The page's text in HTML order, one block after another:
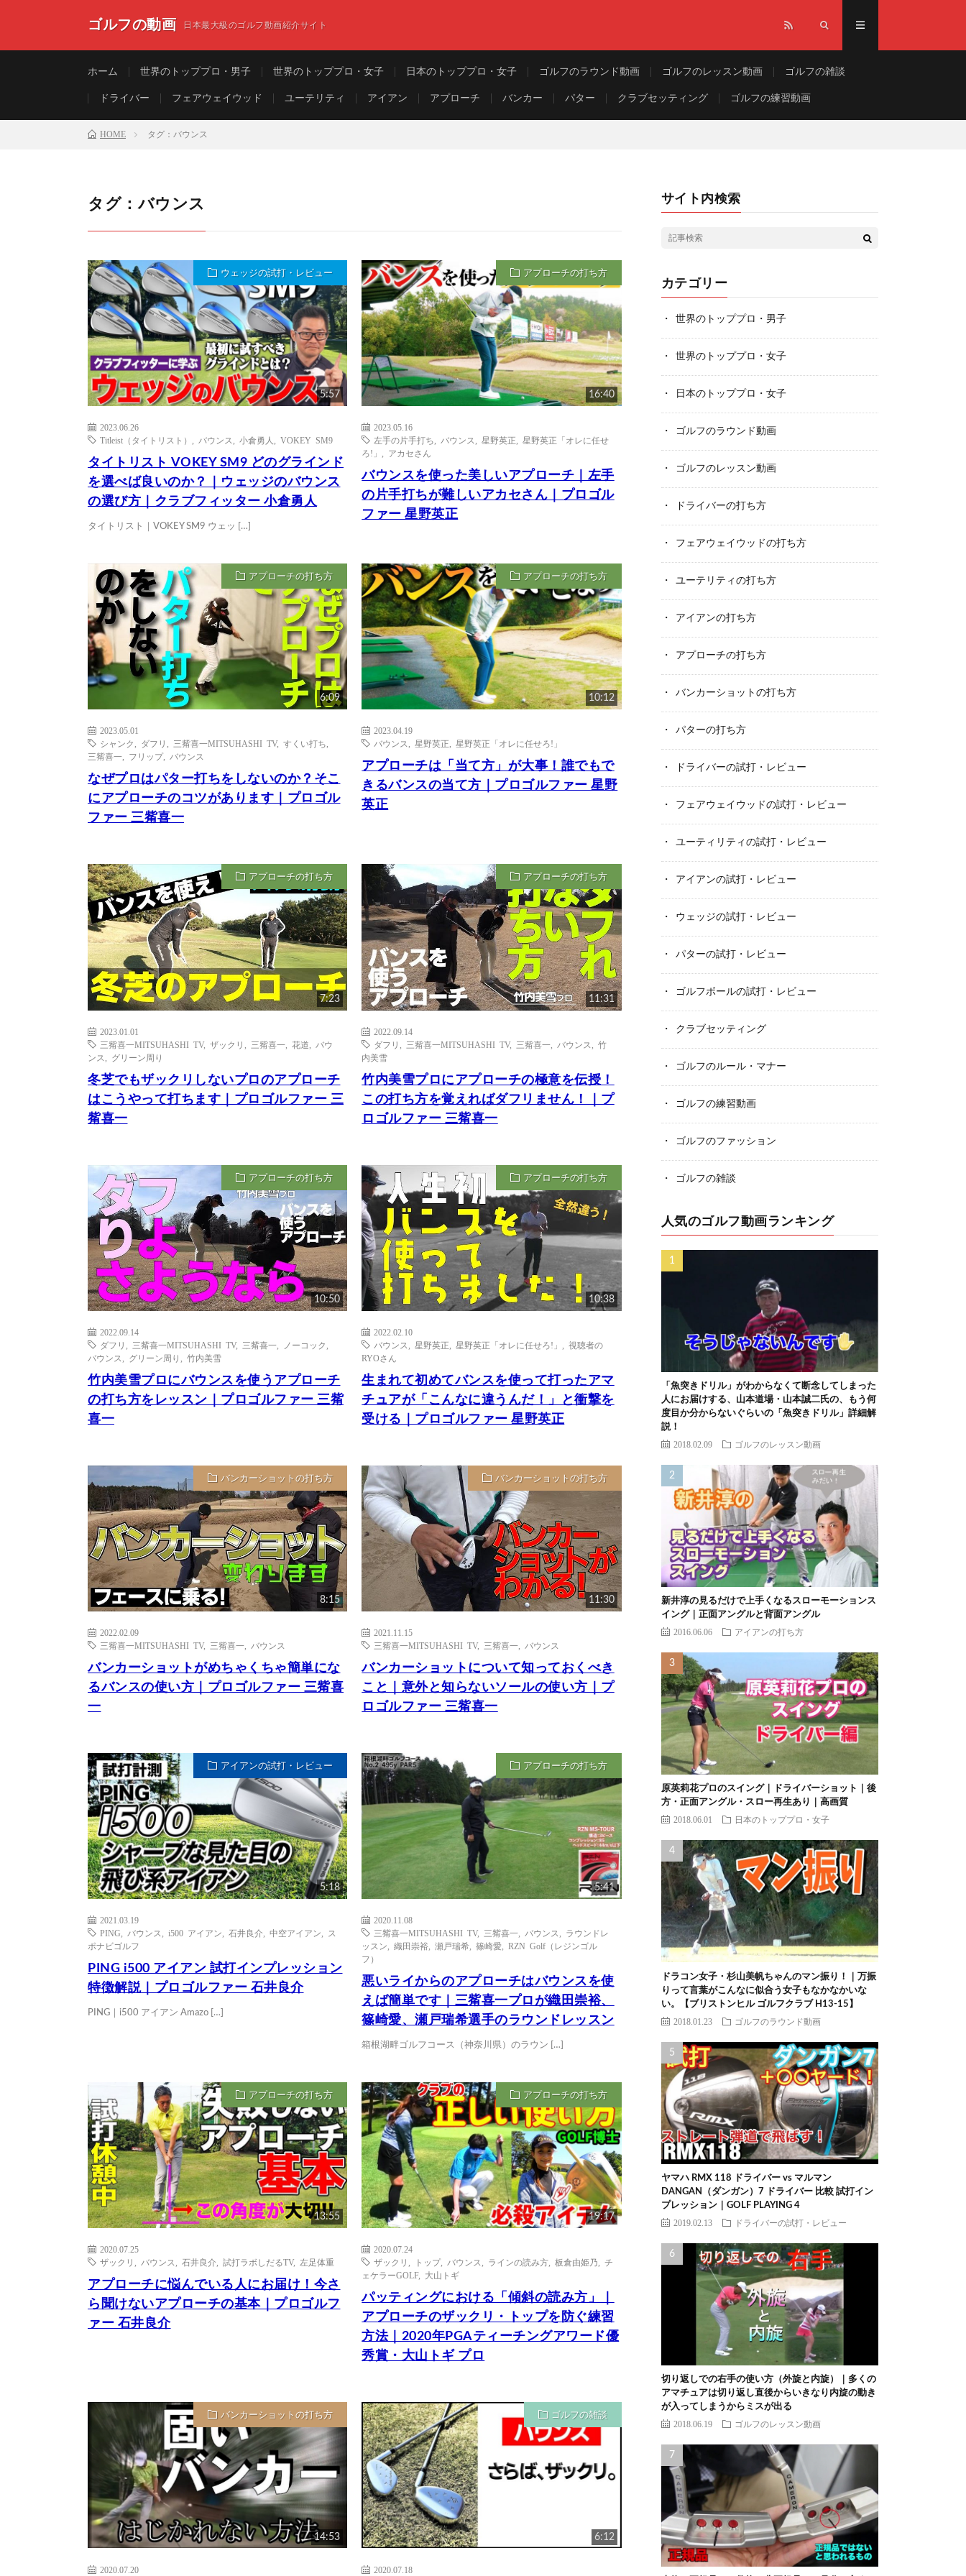
ゴルフの動画 日本最大級のゴルフ動画紹介サイト
ホーム 世界のトッププロ・男子 世界のトッププロ・女子 日本のトッププロ・女子 ゴルフのラウンド動画 ゴルフのレッスン動画 ゴルフの雑談
ドライバー フェアウェイウッド ユーテリティ アイアン アプローチ バンカー パター クラブセッティング ゴルフの練習動画
HOME タグ：バウンス
タグ：バウンス
ウェッジの試打・レビュー
5:57
2023.06.26
Titleist（タイトリスト）
バウンス 小倉勇人 VOKEY SM9
タイトリスト VOKEY SM9 どのグラインド
を選べば良いのか？｜ウェッジのバウンス
の選び方｜クラブフィッター 小倉勇人
タイトリスト｜VOKEY SM9 ウェッ […]
アプローチの打ち方
16:40
2023.05.16
左手の片手打ち
バウンス 星野英正
星野英正「オレに任せ
ろ!」
アカセさん
バウンスを使った美しいアプローチ｜左手
の片手打ちが難しいアカセさん｜プロゴル
ファー 星野英正
アプローチの打ち方
6:09
2023.05.01
シャンク
ダフリ 三觜喜一MITSUHASHI TV, すくい打ち
三觜喜一
フリップ, バウンス
なぜプロはパター打ちをしないのか？そこ
にアプローチのコツがあります｜プロゴル
ファー 三觜喜一
アプローチの打ち方
10:12
2023.04.19
バウンス
,星野英正 ,星野英正「オレに任せろ!」
アプローチは「当て方」が大事！誰でもで
きるバンスの当て方｜プロゴルファー 星野
英正
アプローチの打ち方
7:23
2023.01.01
三觜喜一MITSUHASHI TV, ザックリ 三觜喜一 花道
バウ
ンス
グリーン周り
冬芝でもザックリしないプロのアプローチ
はこうやって打ちます｜プロゴルファー 三
觜喜一
アプローチの打ち方
11:31
2022.09.14
ダフリ
三觜喜一MITSUHASHI TV, 三觜喜一 バウンス ,竹
内美雪
竹内美雪プロにアプローチの極意を伝授！
この打ち方を覚えればダフリません！｜プ
ロゴルファー 三觜喜一
アプローチの打ち方
10:50
2022.09.14
ダフリ
三觜喜一MITSUHASHI TV, 三觜喜一 ノーコック
バウンス
グリーン周り 竹内美雪
竹内美雪プロにバウンスを使うアプローチ
の打ち方をレッスン｜プロゴルファー 三觜
喜一
アプローチの打ち方
10:38
2022.02.10
バウンス
星野英正 星野英正「オレに任せろ!」 ,視聴者の
RYOさん
生まれて初めてバンスを使って打ったアマ
チュアが「こんなに違うんだ！」と衝撃を
受ける｜プロゴルファー 星野英正
バンカーショットの打ち方
8:15
2022.02.09
三觜喜一MITSUHASHI TV, 三觜喜一 バウンス
バンカーショットがめちゃくちゃ簡単にな
るバンスの使い方｜プロゴルファー 三觜喜
一
バンカーショットの打ち方
11:30
2021.11.15
三觜喜一MITSUHASHI TV, 三觜喜一 バウンス
バンカーショットについて知っておくべき
こと｜意外と知らないソールの使い方｜プ
ロゴルファー 三觜喜一
アイアンの試打・レビュー
5:18
2021.03.19
PING
バウンス i500 アイアン 石井良介 中空アイアン
ス
ポナビゴルフ
PING i500 アイアン 試打インプレッション
特徴解説｜プロゴルファー 石井良介
PING｜i500 アイアン Amazo […]
アプローチの打ち方
5:41
2020.11.08
三觜喜一MITSUHASHI TV, 三觜喜一 バウンス
ラウンドレ
ッスン
,織田崇裕 ,瀬戸瑞希 ,篠崎愛 ,RZN Golf（レジンゴル
フ）
悪いライからのアプローチはバウンスを使
えば簡単です｜三觜喜一プロが織田崇裕、
篠崎愛、瀬戸瑞希選手のラウンドレッスン
箱根湖畔ゴルフコース（神奈川県）のラウン […]
アプローチの打ち方
13:55
2020.07.25
ザックリ
バウンス 石井良介 試打ラボしだるTV, 左足体重
アプローチに悩んでいる人にお届け！今さ
ら聞けないアプローチの基本｜プロゴルフ
ァー 石井良介
アプローチの打ち方
19:17
2020.07.24
ザックリ
トップ, バウンス ラインの読み方 ,板倉由姫乃 ,チ
ェケラーGOLF, 大山トギ
パッティングにおける「傾斜の読み方」｜
アプローチのザックリ・トップを防ぐ練習
方法｜2020年PGAティーチングアワード優
秀賞・大山トギ プロ
バンカーショットの打ち方
14:53
2020.07.20
ゴルフの雑談
6:12
2020.07.18
サイト内検索
カテゴリー
世界のトッププロ・男子
世界のトッププロ・女子
日本のトッププロ・女子
ゴルフのラウンド動画
ゴルフのレッスン動画
ドライバーの打ち方
フェアウェイウッドの打ち方
ユーテリティの打ち方
アイアンの打ち方
アプローチの打ち方
バンカーショットの打ち方
パターの打ち方
ドライバーの試打・レビュー
フェアウェイウッドの試打・レビュー
ユーティリティの試打・レビュー
アイアンの試打・レビュー
ウェッジの試打・レビュー
パターの試打・レビュー
ゴルフボールの試打・レビュー
クラブセッティング
ゴルフのルール・マナー
ゴルフの練習動画
ゴルフのファッション
ゴルフの雑談
人気のゴルフ動画ランキング
「魚突きドリル」がわからなくて断念してしまった
人にお届けする、山本道場・山本誠二氏の、もう何
度目か分からないぐらいの「魚突きドリル」詳細解
説！
2018.02.09 ゴルフのレッスン動画
新井淳の見るだけで上手くなるスローモーションス
イング｜正面アングルと背面アングル
2016.06.06 アイアンの打ち方
原英莉花プロのスイング｜ドライバーショット｜後
方・正面アングル・スロー再生あり｜高画質
2018.06.01 日本のトッププロ・女子
ドラコン女子・杉山美帆ちゃんのマン振り！｜万振
りって言葉がこんなに似合う女子もなかなかいな
い。【ブリストンヒル ゴルフクラブ H13-15】
2018.01.23 ゴルフのラウンド動画
ヤマハ RMX 118 ドライバー vs マルマン
DANGAN（ダンガン）7 ドライバー 比較 試打イン
プレッション｜GOLF PLAYING 4
2019.02.13 ドライバーの試打・レビュー
切り返しでの右手の使い方（外旋と内旋）｜多くの
アマチュアは切り返し直後からいきなり内旋の動き
が入ってしまうからミスが出る
2018.06.19 ゴルフのレッスン動画